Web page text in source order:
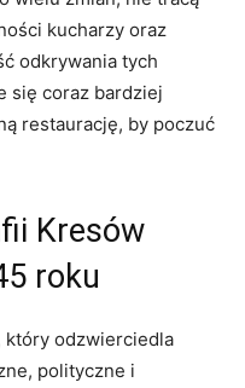
kucharzy oraz
odkrywania tych
się coraz bardziej
restaurację, by poczuć
Kresów
roku
który odzwierciedla
polityczne i